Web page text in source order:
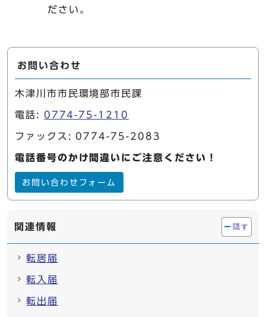
ださい。
お問い合わせ
木津川市市民環境部市民課
電話: 0774-75-1210
ファックス: 0774-75-2083
電話番号のかけ間違いにご注意ください！
お問い合わせフォーム
関連情報 隠す
転居届
転入届
転出届